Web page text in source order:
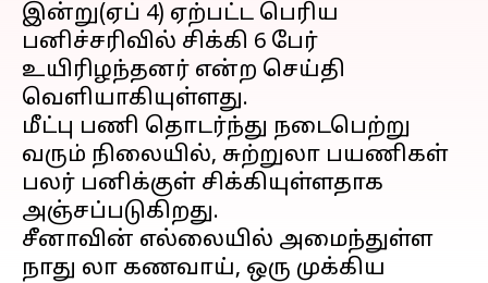
இன்று(ஏப் 4) ஏற்பட்ட பெரிய
பனிச்சரிவில் சிக்கி 6 பேர்
உயிரிழந்தனர் என்ற செய்தி
வெளியாகியுள்ளது.
மீட்பு பணி தொடர்ந்து நடைபெற்று
வரும் நிலையில், சுற்றுலா பயணிகள்
பலர் பனிக்குள் சிக்கியுள்ளதாக
அஞ்சப்படுகிறது.
சீனாவின் எல்லையில் அமைந்துள்ள
நாது லா கணவாய், ஒரு முக்கிய